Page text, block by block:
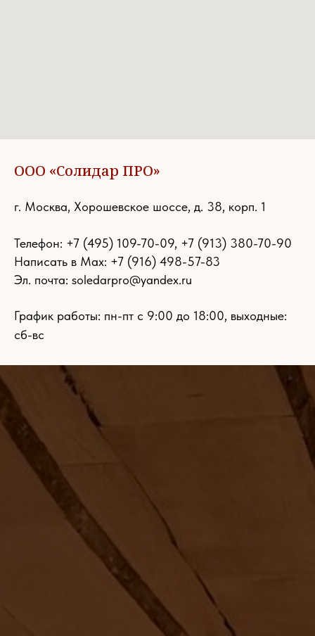
ООО «Солидар ПРО»
г. Москва, Хорошевское шоссе, д. 38, корп. 1
Телефон: +7 (495) 109-70-09, +7 (913) 380-70-90
Написать в Max: +7 (916) 498-57-83
Эл. почта: soledarpro@yandex.ru
График работы: пн-пт с 9:00 до 18:00, выходные:
сб-вс